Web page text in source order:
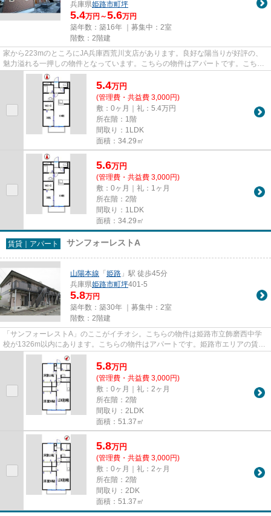
兵庫県姫路市町坪
5.4万円～5.6万円
築年数：築16年 ｜募集中： 2室
階数：2階建
家から223mのところにJA兵庫西荒川支店があります。良好な陽当りが好評の、
魅力溢れる一押しの物件となっています。こちらの物件はアパートです。こちら
は初期費用をカードでお支払い...
5.4万円
(管理費・共益費 3,000円)
敷：0ヶ月｜礼：5.4万円
所在階：1階
間取り：1LDK
面積：34.29㎡
5.6万円
(管理費・共益費 3,000円)
敷：0ヶ月｜礼：1ヶ月
所在階：2階
間取り：1LDK
面積：34.29㎡
賃貸｜アパート サンフォーレストA
山陽本線 「姫路 」駅 徒歩45分
兵庫県姫路市町坪401-5
5.8万円
築年数：築30年 ｜募集中： 2室
階数：2階建
「サンフォーレストA」のここがイチオシ。こちらの物件は姫路市立飾磨西中学
校が1326m以内にあります。こちらの物件はアパートです。姫路市エリアの賃貸
物件探しは、地域密着の当社に...
5.8万円
(管理費・共益費 3,000円)
敷：0ヶ月｜礼：2ヶ月
所在階：2階
間取り：2LDK
面積：51.37㎡
5.8万円
(管理費・共益費 3,000円)
敷：0ヶ月｜礼：2ヶ月
所在階：2階
間取り：2DK
面積：51.37㎡